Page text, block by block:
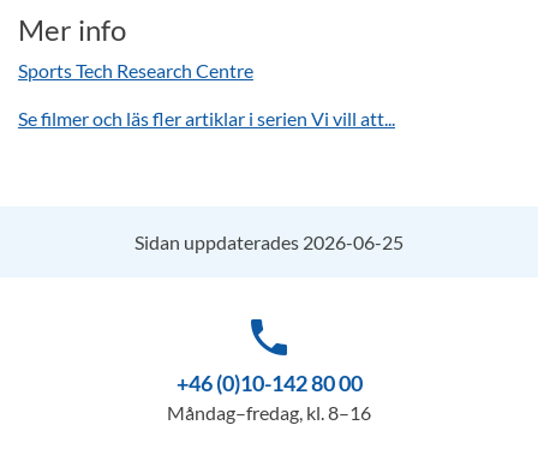
Mer info
Sports Tech Research Centre
Se filmer och läs fler artiklar i serien Vi vill att...
Sidan uppdaterades 2026-06-25
phone
+46 (0)10-142 80 00
Måndag–fredag, kl. 8–16